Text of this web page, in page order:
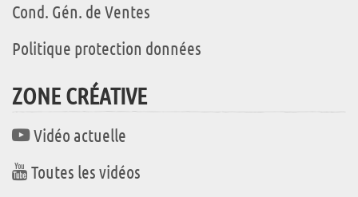
Cond. Gén. de Ventes
Politique protection données
ZONE CRÉATIVE
Vidéo actuelle
Toutes les vidéos